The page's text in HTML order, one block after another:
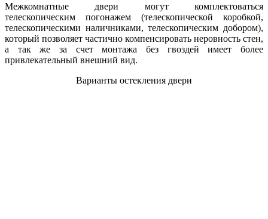
Межкомнатные двери могут комплектоваться
телескопическим погонажем (телескопической коробкой,
телескопическими наличниками, телескопическим добором),
который позволяет частично компенсировать неровность стен,
а так же за счет монтажа без гвоздей имеет более
привлекательный внешний вид.
Варианты остекления двери